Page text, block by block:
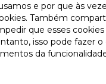
e por que às
Também
que esses cookies
isso pode fazer
da